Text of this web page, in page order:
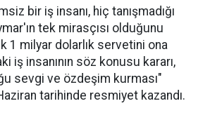
bir iş insanı, hiç tanışmadığı
tek mirasçısı olduğunu
1 milyar dolarlık servetini ona
iş insanının söz konusu kararı,
sevgi ve özdeşim kurması"
tarihinde resmiyet kazandı.